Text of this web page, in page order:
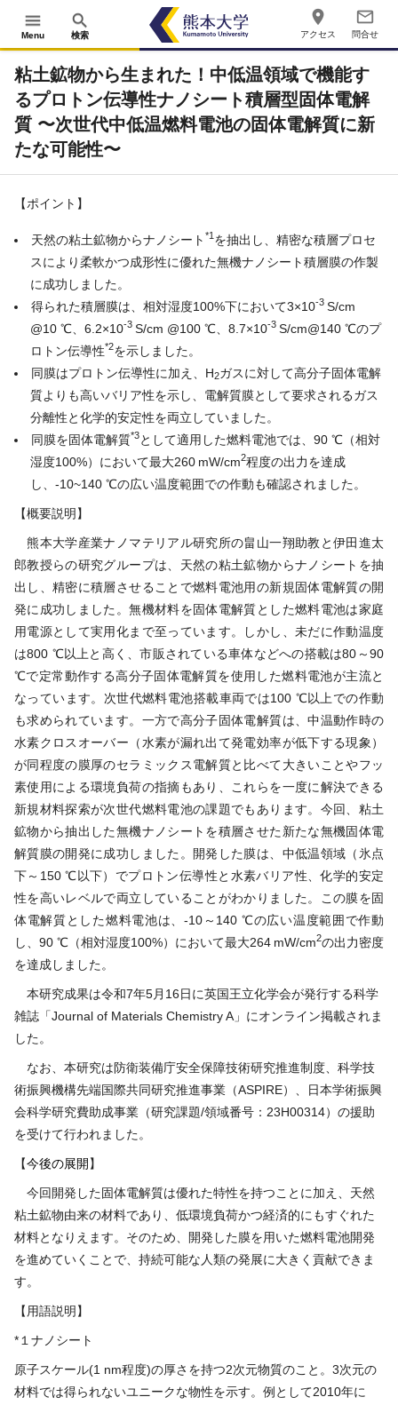
menu
Menu
search
検索
place
アクセス
mail_outline
問合せ
粘土鉱物から生まれた！中低温領域で機能す
るプロトン伝導性ナノシート積層型固体電解
質 〜次世代中低温燃料電池の固体電解質に新
たな可能性〜
【ポイント】
天然の粘土鉱物からナノシート *1を抽出し、精密な積層プロセ
スにより柔軟かつ成形性に優れた無機ナノシート積層膜の作製
に成功しました。
得られた積層膜は、相対湿度100%下において3×10-3 S/cm
@10 ℃、6.2×10-3 S/cm @100 ℃、8.7×10-3 S/cm@140 ℃のプ
ロトン伝導性*2を示しました。
同膜はプロトン伝導性に加え、H2ガスに対して高分子固体電解
質よりも高いバリア性を示し、電解質膜として要求されるガス
分離性と化学的安定性を両立していました。
同膜を固体電解質*3として適用した燃料電池では、90 ℃（相対
湿度100%）において最大260 mW/cm2程度の出力を達成
し、-10~140 ℃の広い温度範囲での作動も確認されました。
【概要説明】
熊本大学産業ナノマテリアル研究所の畠山一翔助教と伊田進太
郎教授らの研究グループは、天然の粘土鉱物からナノシートを抽
出し、精密に積層させることで燃料電池用の新規固体電解質の開
発に成功しました。無機材料を固体電解質とした燃料電池は家庭
用電源として実用化まで至っています。しかし、未だに作動温度
は800 ℃以上と高く、市販されている車体などへの搭載は80～90
℃で定常動作する高分子固体電解質を使用した燃料電池が主流と
なっています。次世代燃料電池搭載車両では100 ℃以上での作動
も求められています。一方で高分子固体電解質は、中温動作時の
水素クロスオーバー（水素が漏れ出て発電効率が低下する現象）
が同程度の膜厚のセラミックス電解質と比べて大きいことやフッ
素使用による環境負荷の指摘もあり、これらを一度に解決できる
新規材料探索が次世代燃料電池の課題でもあります。今回、粘土
鉱物から抽出した無機ナノシートを積層させた新たな無機固体電
解質膜の開発に成功しました。開発した膜は、中低温領域（氷点
下～150 ℃以下）でプロトン伝導性と水素バリア性、化学的安定
性を高いレベルで両立していることがわかりました。この膜を固
体電解質とした燃料電池は、-10～140 ℃の広い温度範囲で作動
し、90 ℃（相対湿度100%）において最大264 mW/cm2の出力密度
を達成しました。
本研究成果は令和7年5月16日に英国王立化学会が発行する科学
雑誌「Journal of Materials Chemistry A」にオンライン掲載されま
した。
なお、本研究は防衛装備庁安全保障技術研究推進制度、科学技
術振興機構先端国際共同研究推進事業（ASPIRE）、日本学術振興
会科学研究費助成事業（研究課題/領域番号：23H00314）の援助
を受けて行われました。
【今後の展開 】
今回開発した固体電解質は優れた特性を持つことに加え、天然
粘土鉱物由来の材料であり、低環境負荷かつ経済的にもすぐれた
材料となりえます。そのため、開発した膜を用いた燃料電池開発
を進めていくことで、持続可能な人類の発展に大きく貢献できま
す。
【用語説明】
*１ナノシート
原子スケール(1 nm程度)の厚さを持つ2次元物質のこと。3次元の
材料では得られないユニークな物性を示す。例として2010年に